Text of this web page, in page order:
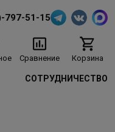
797-51-15
Сравнение Корзина
СОТРУДНИЧЕСТВО